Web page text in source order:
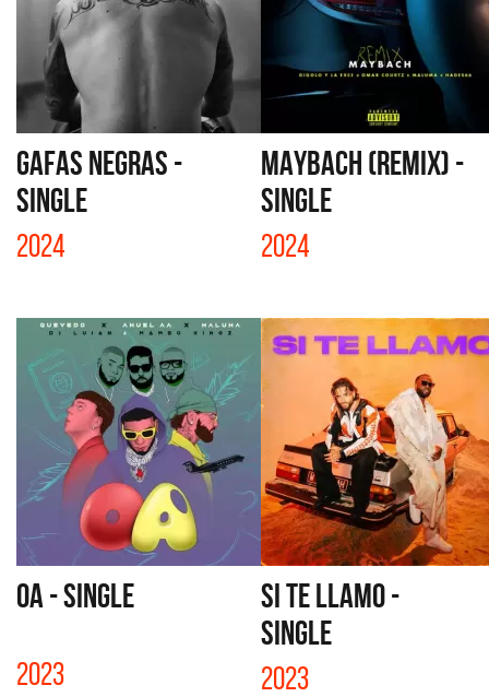
GAFAS NEGRAS -
SINGLE
2024
MAYBACH (REMIX) -
SINGLE
2024
OA - SINGLE
2023
SI TE LLAMO -
SINGLE
2023